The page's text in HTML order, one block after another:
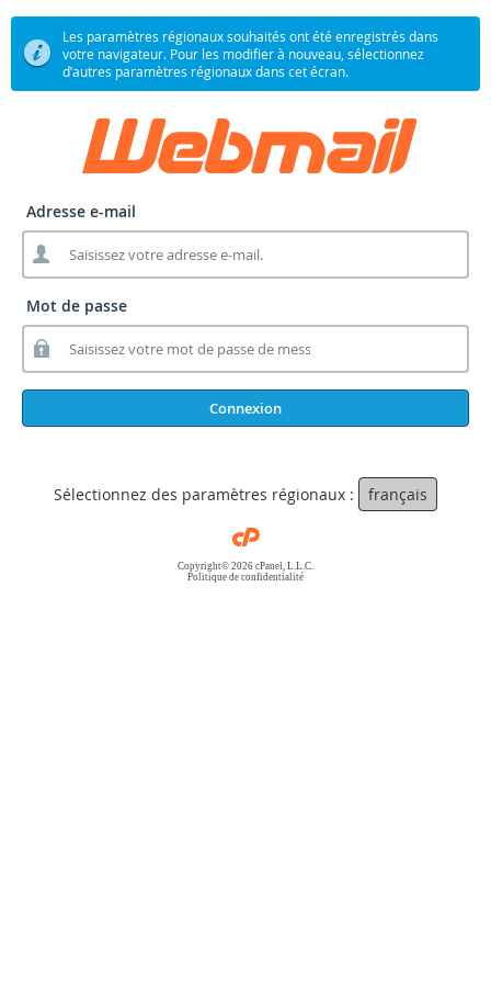
Les paramètres régionaux souhaités ont été enregistrés dans
votre navigateur. Pour les modifier à nouveau, sélectionnez
d’autres paramètres régionaux dans cet écran.
Adresse e-mail
Mot de passe
Connexion
Sélectionnez des paramètres régionaux : français
Copyright© 2026 cPanel, L.L.C.
Politique de confidentialité